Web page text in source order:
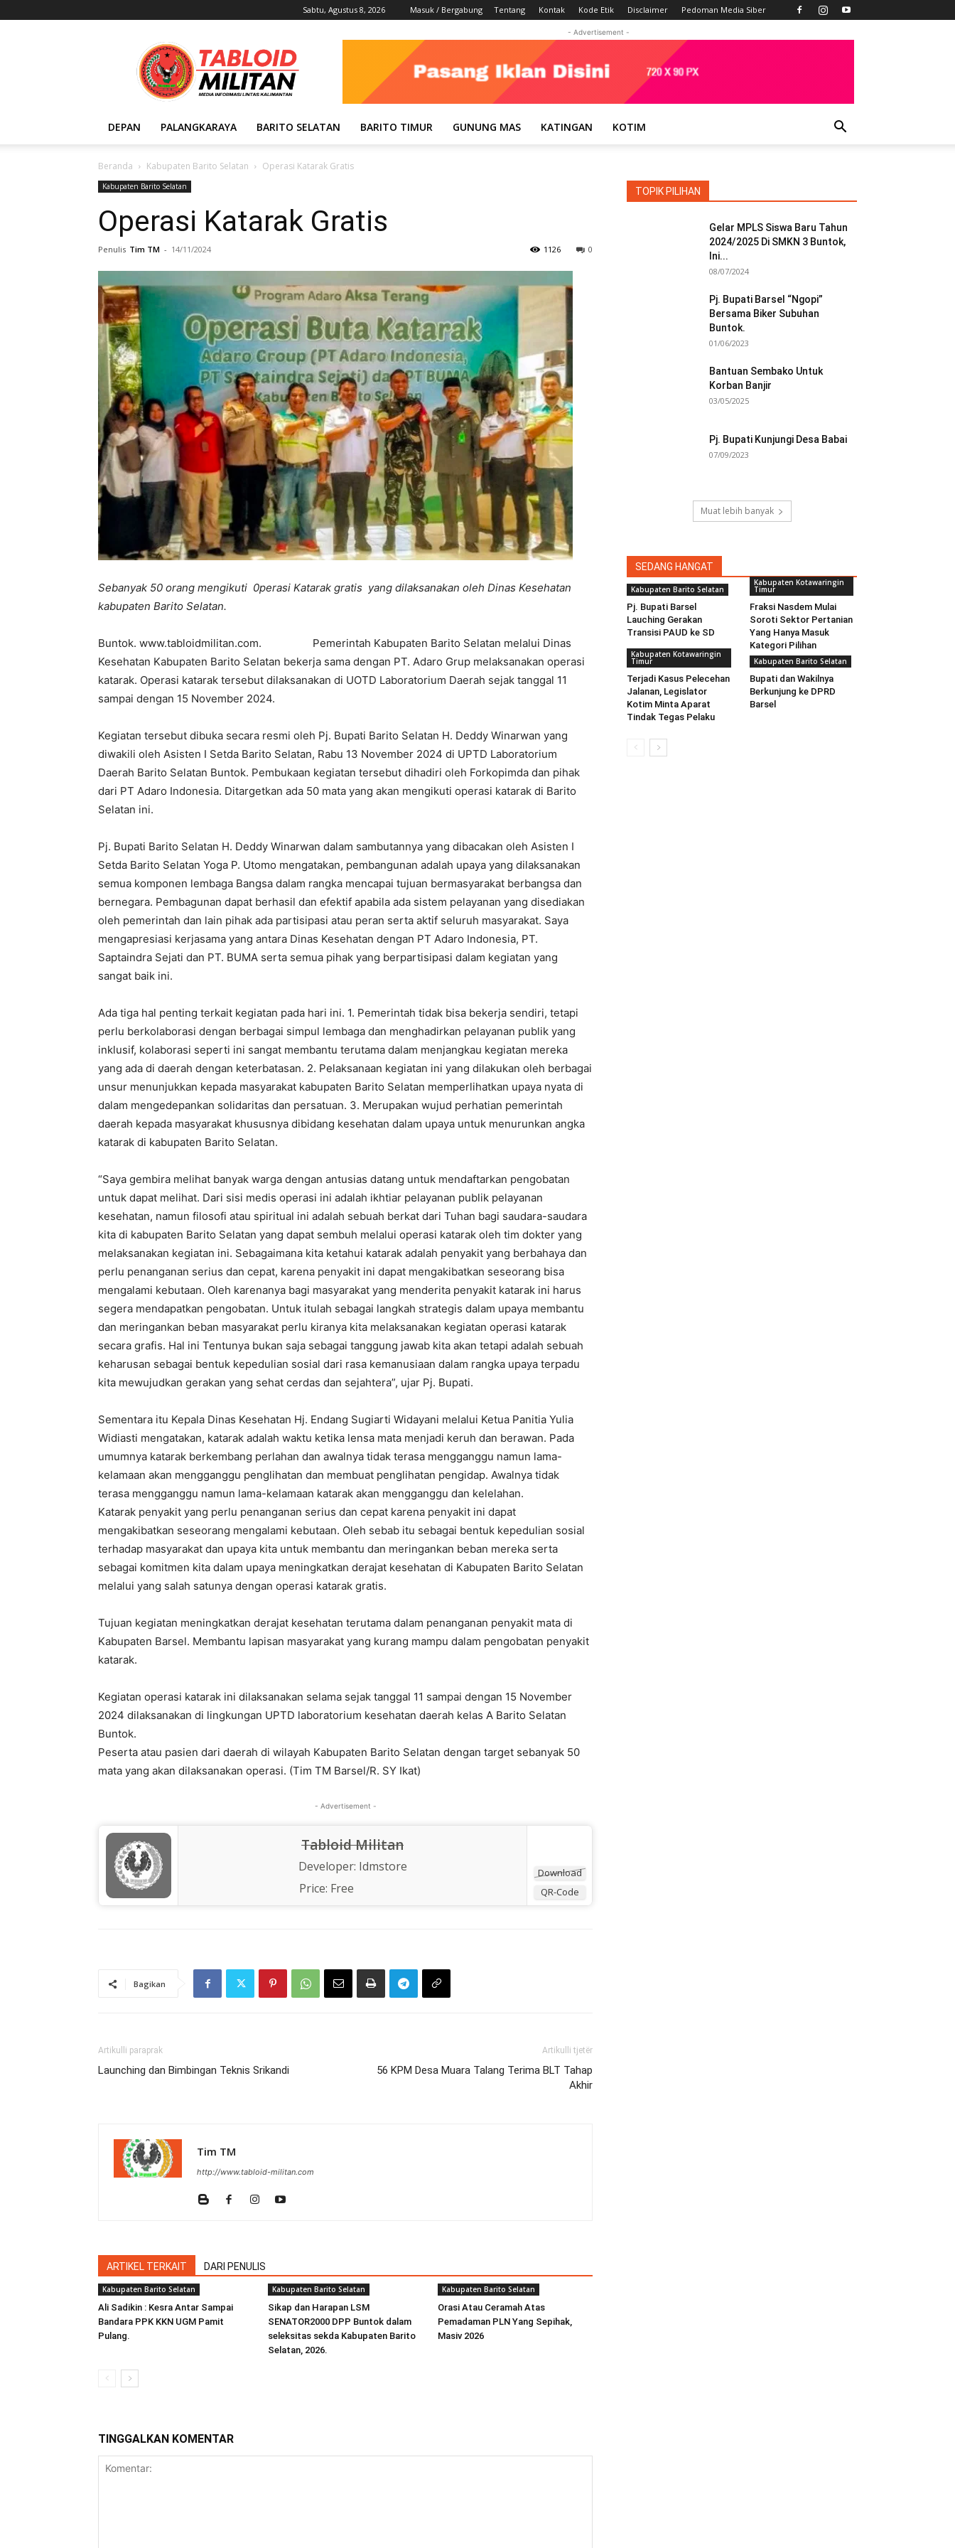
Sabtu, Agustus 8, 2026 Masuk / Bergabung Tentang Kontak Kode Etik Disclaimer Pedoman Media Siber
Tabloid
Militan
- Advertisement -
DEPAN PALANGKARAYA BARITO SELATAN BARITO TIMUR GUNUNG MAS KATINGAN KOTIM
Beranda Kabupaten Barito Selatan Operasi Katarak Gratis
Kabupaten Barito Selatan
Operasi Katarak Gratis
Penulis Tim TM - 14/11/2024 0
1126
Sebanyak 50 orang mengikuti 0perasi Katarak gratis yang dilaksanakan oleh Dinas Kesehatan
kabupaten Barito Selatan.
Buntok. www.tabloidmilitan.com. Pemerintah Kabupaten Barito Selatan melalui Dinas
Kesehatan Kabupaten Barito Selatan bekerja sama dengan PT. Adaro Grup melaksanakan operasi
katarak. Operasi katarak tersebut dilaksanakan di UOTD Laboratorium Daerah sejak tanggal 11
sampai dengan 15 November 2024.
Kegiatan tersebut dibuka secara resmi oleh Pj. Bupati Barito Selatan H. Deddy Winarwan yang
diwakili oleh Asisten I Setda Barito Selatan, Rabu 13 November 2024 di UPTD Laboratorium
Daerah Barito Selatan Buntok. Pembukaan kegiatan tersebut dihadiri oleh Forkopimda dan pihak
dari PT Adaro Indonesia. Ditargetkan ada 50 mata yang akan mengikuti operasi katarak di Barito
Selatan ini.
Pj. Bupati Barito Selatan H. Deddy Winarwan dalam sambutannya yang dibacakan oleh Asisten I
Setda Barito Selatan Yoga P. Utomo mengatakan, pembangunan adalah upaya yang dilaksanakan
semua komponen lembaga Bangsa dalam rangka mencapai tujuan bermasyarakat berbangsa dan
bernegara. Pembagunan dapat berhasil dan efektif apabila ada sistem pelayanan yang disediakan
oleh pemerintah dan lain pihak ada partisipasi atau peran serta aktif seluruh masyarakat. Saya
mengapresiasi kerjasama yang antara Dinas Kesehatan dengan PT Adaro Indonesia, PT.
Saptaindra Sejati dan PT. BUMA serta semua pihak yang berpartisipasi dalam kegiatan yang
sangat baik ini.
Ada tiga hal penting terkait kegiatan pada hari ini. 1. Pemerintah tidak bisa bekerja sendiri, tetapi
perlu berkolaborasi dengan berbagai simpul lembaga dan menghadirkan pelayanan publik yang
inklusif, kolaborasi seperti ini sangat membantu terutama dalam menjangkau kegiatan mereka
yang ada di daerah dengan keterbatasan. 2. Pelaksanaan kegiatan ini yang dilakukan oleh berbagai
unsur menunjukkan kepada masyarakat kabupaten Barito Selatan memperlihatkan upaya nyata di
dalam mengedepankan solidaritas dan persatuan. 3. Merupakan wujud perhatian pemerintah
daerah kepada masyarakat khususnya dibidang kesehatan dalam upaya untuk menurunkan angka
katarak di kabupaten Barito Selatan.
“Saya gembira melihat banyak warga dengan antusias datang untuk mendaftarkan pengobatan
untuk dapat melihat. Dari sisi medis operasi ini adalah ikhtiar pelayanan publik pelayanan
kesehatan, namun filosofi atau spiritual ini adalah sebuah berkat dari Tuhan bagi saudara-saudara
kita di kabupaten Barito Selatan yang dapat sembuh melalui operasi katarak oleh tim dokter yang
melaksanakan kegiatan ini. Sebagaimana kita ketahui katarak adalah penyakit yang berbahaya dan
perlu penanganan serius dan cepat, karena penyakit ini dapat mengakibatkan seseorang bisa
mengalami kebutaan. Oleh karenanya bagi masyarakat yang menderita penyakit katarak ini harus
segera mendapatkan pengobatan. Untuk itulah sebagai langkah strategis dalam upaya membantu
dan meringankan beban masyarakat perlu kiranya kita melaksanakan kegiatan operasi katarak
secara grafis. Hal ini Tentunya bukan saja sebagai tanggung jawab kita akan tetapi adalah sebuah
keharusan sebagai bentuk kepedulian sosial dari rasa kemanusiaan dalam rangka upaya terpadu
kita mewujudkan gerakan yang sehat cerdas dan sejahtera”, ujar Pj. Bupati.
Sementara itu Kepala Dinas Kesehatan Hj. Endang Sugiarti Widayani melalui Ketua Panitia Yulia
Widiasti mengatakan, katarak adalah waktu ketika lensa mata menjadi keruh dan berawan. Pada
umumnya katarak berkembang perlahan dan awalnya tidak terasa mengganggu namun lama-
kelamaan akan mengganggu penglihatan dan membuat penglihatan pengidap. Awalnya tidak
terasa mengganggu namun lama-kelamaan katarak akan mengganggu dan kelelahan.
Katarak penyakit yang perlu penanganan serius dan cepat karena penyakit ini dapat
mengakibatkan seseorang mengalami kebutaan. Oleh sebab itu sebagai bentuk kepedulian sosial
terhadap masyarakat dan upaya kita untuk membantu dan meringankan beban mereka serta
sebagai komitmen kita dalam upaya meningkatkan derajat kesehatan di Kabupaten Barito Selatan
melalui yang salah satunya dengan operasi katarak gratis.
Tujuan kegiatan meningkatkan derajat kesehatan terutama dalam penanganan penyakit mata di
Kabupaten Barsel. Membantu lapisan masyarakat yang kurang mampu dalam pengobatan penyakit
katarak.
Kegiatan operasi katarak ini dilaksanakan selama sejak tanggal 11 sampai dengan 15 November
2024 dilaksanakan di lingkungan UPTD laboratorium kesehatan daerah kelas A Barito Selatan
Buntok.
Peserta atau pasien dari daerah di wilayah Kabupaten Barito Selatan dengan target sebanyak 50
mata yang akan dilaksanakan operasi. (Tim TM Barsel/R. SY Ikat)
- Advertisement -
Download
QR-Code
Tabloid Militan
Developer: Idmstore
Price: Free
Bagikan
Artikulli paraprak
Launching dan Bimbingan Teknis Srikandi
Artikulli tjetër
56 KPM Desa Muara Talang Terima BLT Tahap
Akhir
Tim TM
http://www.tabloid-militan.com
ARTIKEL TERKAIT DARI PENULIS
Kabupaten Barito Selatan
Ali Sadikin : Kesra Antar Sampai
Bandara PPK KKN UGM Pamit
Pulang.
Kabupaten Barito Selatan
Sikap dan Harapan LSM
SENATOR2000 DPP Buntok dalam
seleksitas sekda Kabupaten Barito
Selatan, 2026.
Kabupaten Barito Selatan
Orasi Atau Ceramah Atas
Pemadaman PLN Yang Sepihak,
Masiv 2026
TINGGALKAN KOMENTAR
TOPIK PILIHAN
Gelar MPLS Siswa Baru Tahun
2024/2025 Di SMKN 3 Buntok,
Ini...
08/07/2024
Pj. Bupati Barsel “Ngopi”
Bersama Biker Subuhan
Buntok.
01/06/2023
Bantuan Sembako Untuk
Korban Banjir
03/05/2025
Pj. Bupati Kunjungi Desa Babai
07/09/2023
Muat lebih banyak
SEDANG HANGAT
Kabupaten Barito Selatan
Pj. Bupati Barsel
Lauching Gerakan
Transisi PAUD ke SD
Kabupaten Kotawaringin
Timur
Fraksi Nasdem Mulai
Soroti Sektor Pertanian
Yang Hanya Masuk
Kategori Pilihan
Kabupaten Kotawaringin
Timur
Terjadi Kasus Pelecehan
Jalanan, Legislator
Kotim Minta Aparat
Tindak Tegas Pelaku
Kabupaten Barito Selatan
Bupati dan Wakilnya
Berkunjung ke DPRD
Barsel